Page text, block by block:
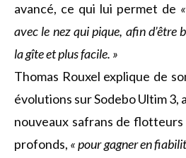
avancé, ce qui lui permet de
avec le nez qui pique, afin d’être
la gîte et plus facile. »
Thomas Rouxel explique de
évolutions sur Sodebo Ultim 3,
nouveaux safrans de
profonds, « pour gagner en